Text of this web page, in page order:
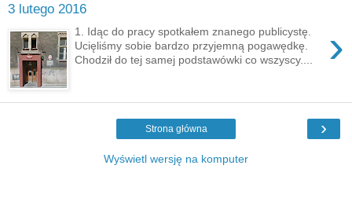
3 lutego 2016
›
1. Idąc do pracy spotkałem znanego publicystę.
Ucięliśmy sobie bardzo przyjemną pogawędkę.
Chodził do tej samej podstawówki co wszyscy....
›
Strona główna
Wyświetl wersję na komputer